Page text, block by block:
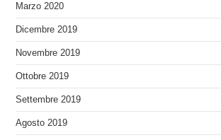
Marzo 2020
Dicembre 2019
Novembre 2019
Ottobre 2019
Settembre 2019
Agosto 2019